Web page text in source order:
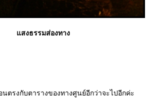
สงธรรมส่องทาง
ตรงกับตารางของทางศูนย์อีกว่าจะไปอีกค่ะ